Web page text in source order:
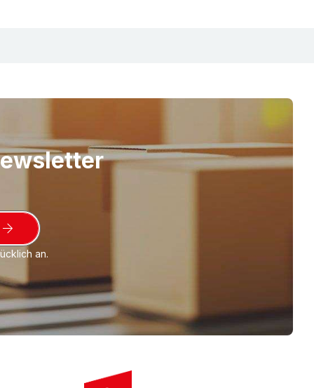
Produktqualität und TOP im Preis.
an.